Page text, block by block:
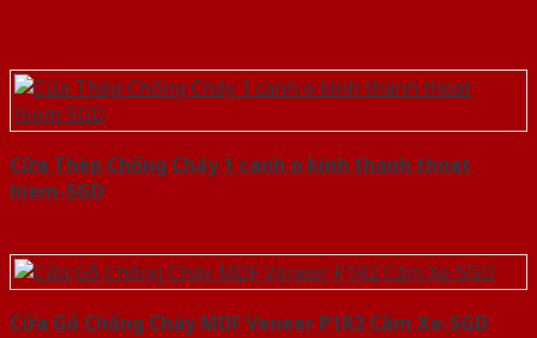
Cửa Thép Chống Cháy 1 canh o kinh thanh thoat
hiem-SGD
Cửa Gỗ Chống Cháy MDF Veneer P1R2 Căm Xe-SGD